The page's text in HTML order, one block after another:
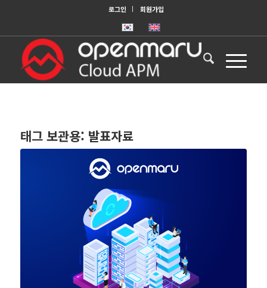
로그인 회원가입
태그 보관용: 발표자료